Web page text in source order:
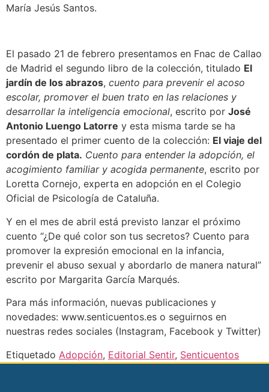
María Jesús Santos.
El pasado 21 de febrero presentamos en Fnac de Callao
de Madrid el segundo libro de la colección, titulado El
jardín de los abrazos, cuento para prevenir el acoso
escolar, promover el buen trato en las relaciones y
desarrollar la inteligencia emocional, escrito por José
Antonio Luengo Latorre y esta misma tarde se ha
presentado el primer cuento de la colección: El viaje del
cordón de plata. Cuento para entender la adopción, el
acogimiento familiar y acogida permanente, escrito por
Loretta Cornejo, experta en adopción en el Colegio
Oficial de Psicología de Cataluña.
Y en el mes de abril está previsto lanzar el próximo
cuento “¿De qué color son tus secretos? Cuento para
promover la expresión emocional en la infancia,
prevenir el abuso sexual y abordarlo de manera natural”
escrito por Margarita García Marqués.
Para más información, nuevas publicaciones y
novedades: www.senticuentos.es o seguirnos en
nuestras redes sociales (Instagram, Facebook y Twitter)
Etiquetado Adopción, Editorial Sentir, Senticuentos